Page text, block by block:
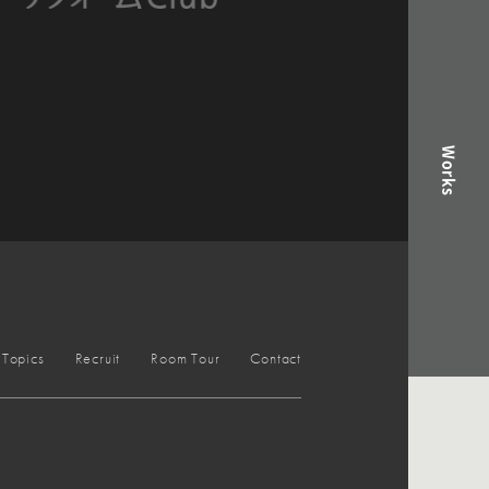
Works
Topics Recruit Room Tour Contact